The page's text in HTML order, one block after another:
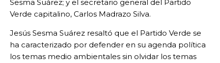
Sesma Suárez; y el secretario general del Partido
Verde capitalino, Carlos Madrazo Silva.
Jesús Sesma Suárez resaltó que el Partido Verde se
ha caracterizado por defender en su agenda política
los temas medio ambientales sin olvidar los temas